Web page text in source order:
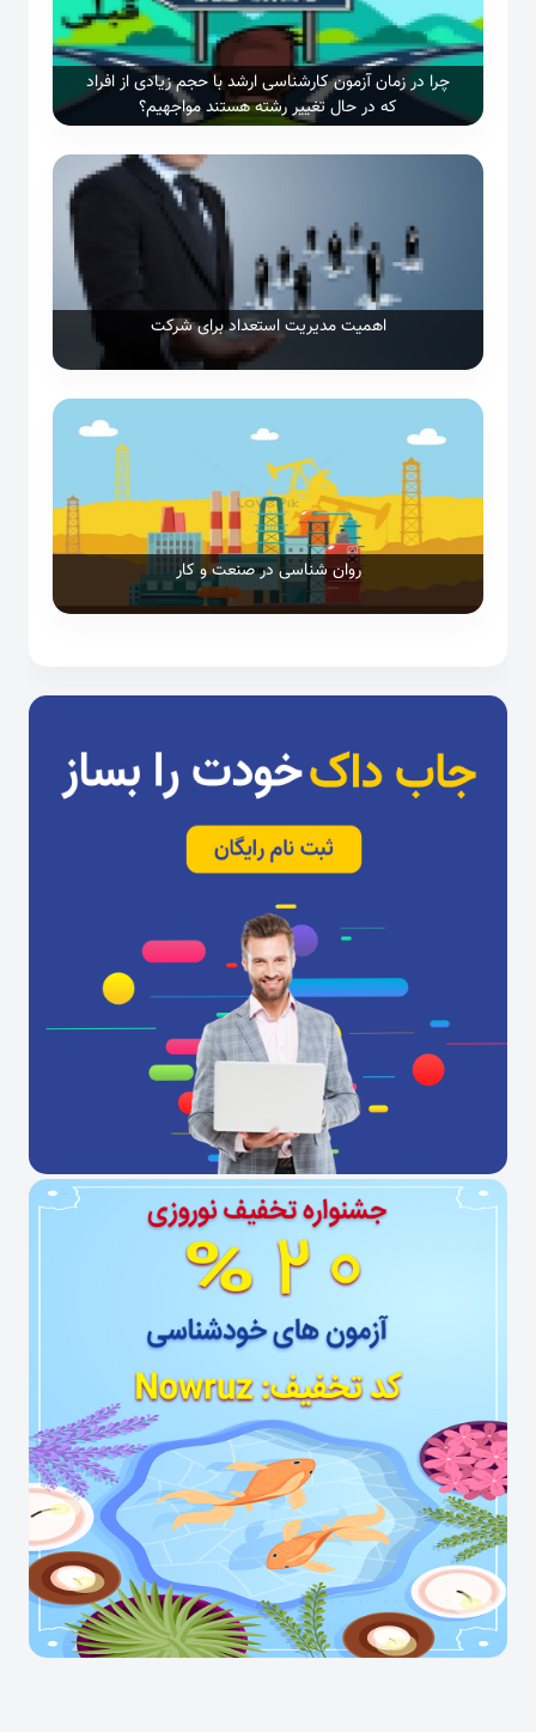
چرا در زمان آزمون کارشناسی ارشد با حجم زیادی از افراد
که در حال تغییر رشته هستند مواجهیم؟
اهمیت مدیریت استعداد برای شرکت
روان شناسی در صنعت و کار